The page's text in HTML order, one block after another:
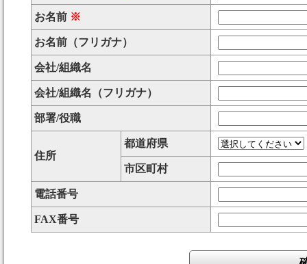
お名前 ※
お名前（フリガナ）
会社/組織名
会社/組織名（フリガナ）
部署/役職
住所
都道府県
市区町村
電話番号
FAX番号